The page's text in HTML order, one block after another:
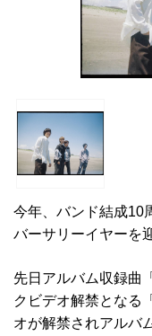
今年、バンド結成10
バーサリーイヤーを
先日アルバム収録曲
クビデオ解禁となる
オが解禁されアルバ